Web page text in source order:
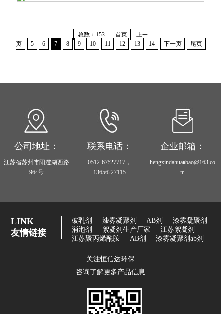
总数：153 首页
上一
页
5 6 7 8 9 10 11 12 13 14 下一页 尾页
公司地址：
江苏省苏州市阳澄湖西路
964号
联系电话：
0512-67527717，
13656227115
企业邮箱：
hengxindahuanbao@163.co
m
LINK
友情链接
破乳剂 漆雾凝聚剂 AB剂
漆雾凝聚剂
消泡剂
絮凝剂生产厂家
江苏絮凝剂
江苏聚丙烯酰胺
AB剂 漆雾凝聚剂ab剂
关注恒信达环保
咨询了解更多产品信息